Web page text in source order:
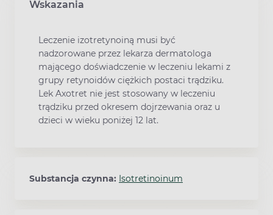
Wskazania
Leczenie izotretynoiną musi być
nadzorowane przez lekarza dermatologa
mającego doświadczenie w leczeniu lekami z
grupy retynoidów ciężkich postaci trądziku.
Lek Axotret nie jest stosowany w leczeniu
trądziku przed okresem dojrzewania oraz u
dzieci w wieku poniżej 12 lat.
Substancja czynna: Isotretinoinum